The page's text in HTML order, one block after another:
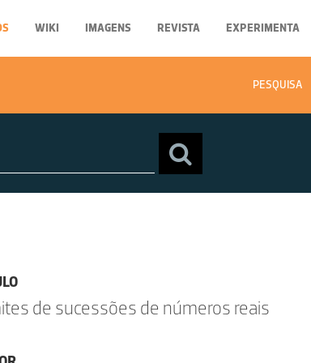
WIKI IMAGENS REVISTA EXPERIMENTA
PESQUISA
de sucessões de números reais